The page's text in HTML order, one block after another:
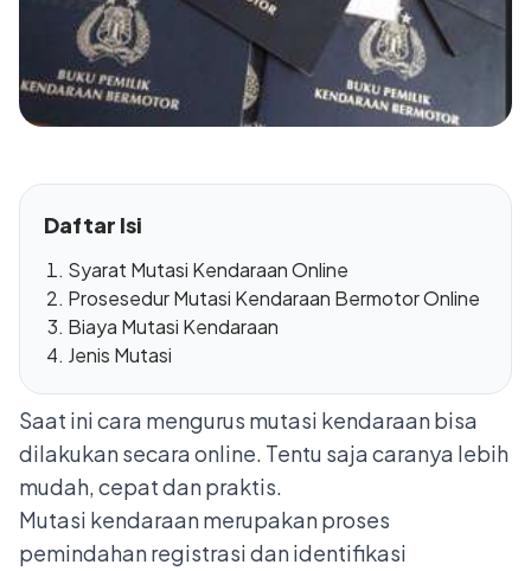
Daftar Isi
Syarat Mutasi Kendaraan Online
Prosesedur Mutasi Kendaraan Bermotor Online
Biaya Mutasi Kendaraan
Jenis Mutasi
Saat ini cara mengurus mutasi kendaraan bisa
dilakukan secara online. Tentu saja caranya lebih
mudah, cepat dan praktis.
Mutasi kendaraan merupakan proses
pemindahan registrasi dan identifikasi